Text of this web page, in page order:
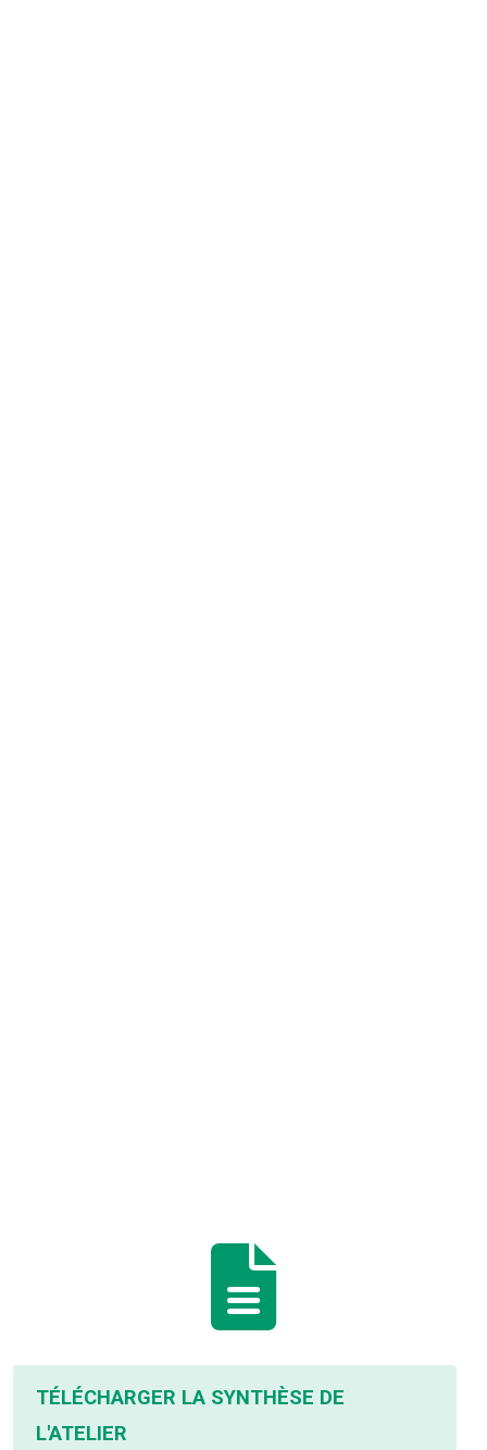
TÉLÉCHARGER LA SYNTHÈSE DE
L'ATELIER